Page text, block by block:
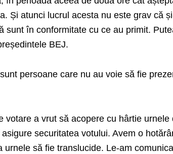
Și atunci lucrul acesta nu este grav că
sunt în conformitate cu ce au primit.
BEJ.
persoane care nu au voie să fie
votare a vrut să acopere cu hârtie urnele
securitatea votului. Avem o
să fie translucide. Le-am